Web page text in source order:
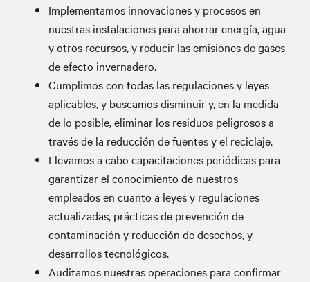
Implementamos innovaciones y procesos en
nuestras instalaciones para ahorrar energía, agua
y otros recursos, y reducir las emisiones de gases
de efecto invernadero.
Cumplimos con todas las regulaciones y leyes
aplicables, y buscamos disminuir y, en la medida
de lo posible, eliminar los residuos peligrosos a
través de la reducción de fuentes y el reciclaje.
Llevamos a cabo capacitaciones periódicas para
garantizar el conocimiento de nuestros
empleados en cuanto a leyes y regulaciones
actualizadas, prácticas de prevención de
contaminación y reducción de desechos, y
desarrollos tecnológicos.
Auditamos nuestras operaciones para confirmar